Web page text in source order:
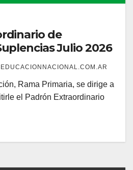
de
Julio 2026
EDUCACIONNACIONAL.COM.AR
Rama Primaria, se dirige a
el Padrón Extraordinario